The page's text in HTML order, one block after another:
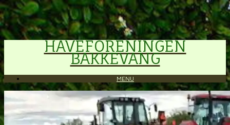
HAVEFORENINGEN
BAKKEVANG
MENU